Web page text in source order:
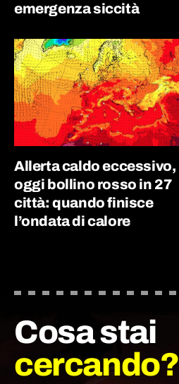
emergenza siccità
Allerta caldo eccessivo,
oggi bollino rosso in 27
città: quando finisce
l’ondata di calore
Cosa stai
cercando?